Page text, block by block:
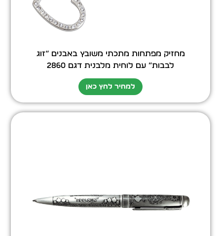
מחזיק מפתחות מתכתי משובץ באבנים “זוג
לבבות” עם לוחית מלבנית דגם 2860
למחיר לחץ כאן